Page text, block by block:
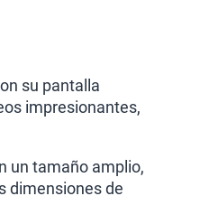
su pantalla
impresionantes,
un tamaño amplio,
dimensiones de